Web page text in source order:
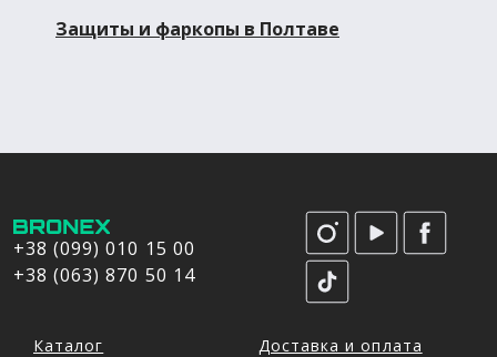
Защиты и фаркопы в Полтаве
+38 (099) 010 15 00
+38 (063) 870 50 14
Каталог
Доставка и оплата